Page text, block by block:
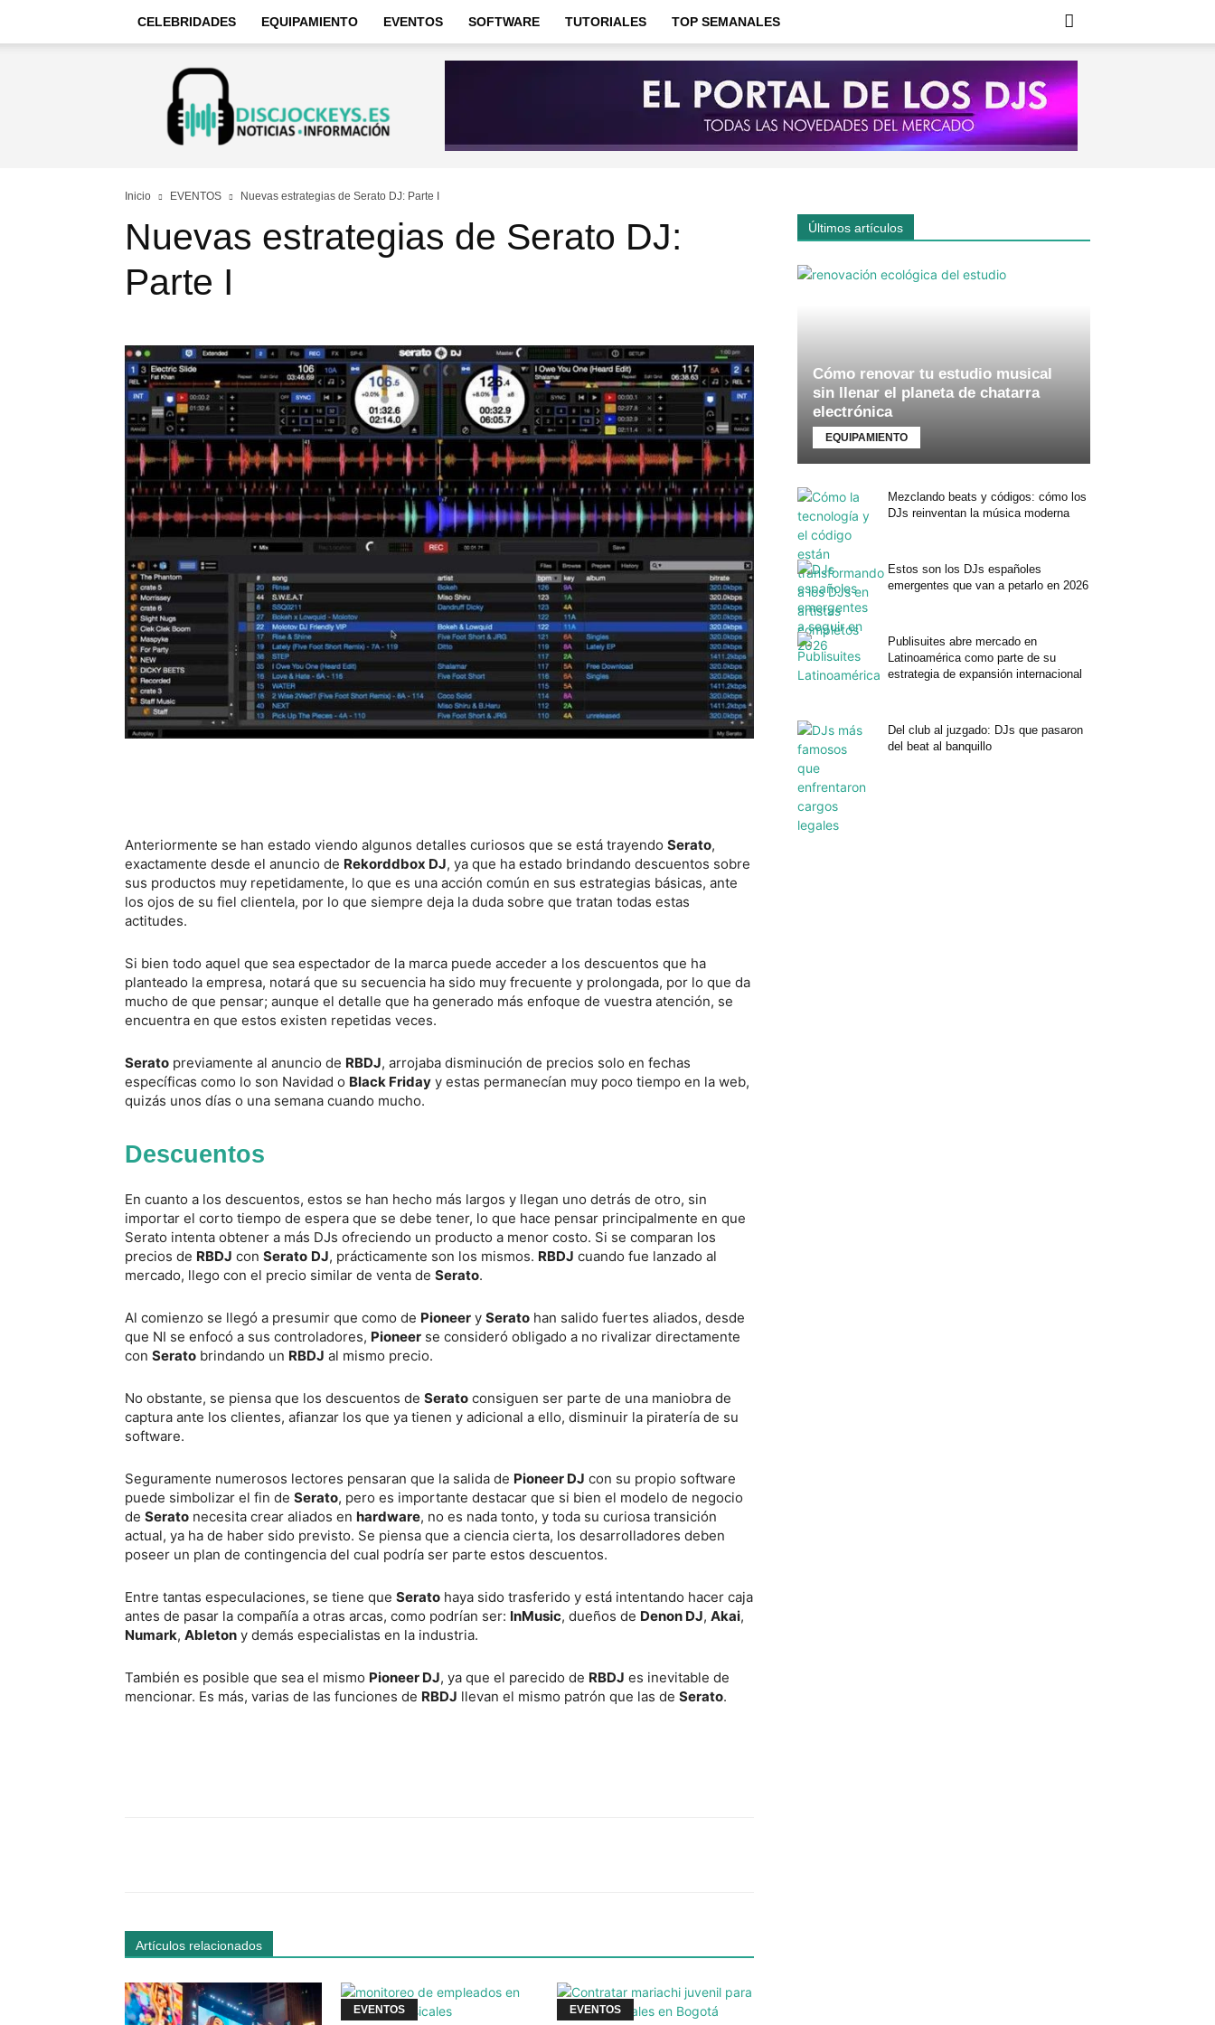
CELEBRIDADES EQUIPAMIENTO EVENTOS SOFTWARE TUTORIALES TOP SEMANALES
Discjockeys
Noticias
e
información
Inicio EVENTOS Nuevas estrategias de Serato DJ: Parte I
Nuevas estrategias de Serato DJ:
Parte I
Anteriormente se han estado viendo algunos detalles curiosos que se está trayendo Serato,
exactamente desde el anuncio de Rekorddbox DJ, ya que ha estado brindando descuentos sobre
sus productos muy repetidamente, lo que es una acción común en sus estrategias básicas, ante
los ojos de su fiel clientela, por lo que siempre deja la duda sobre que tratan todas estas
actitudes.
Si bien todo aquel que sea espectador de la marca puede acceder a los descuentos que ha
planteado la empresa, notará que su secuencia ha sido muy frecuente y prolongada, por lo que da
mucho de que pensar; aunque el detalle que ha generado más enfoque de vuestra atención, se
encuentra en que estos existen repetidas veces.
Serato previamente al anuncio de RBDJ, arrojaba disminución de precios solo en fechas
específicas como lo son Navidad o Black Friday y estas permanecían muy poco tiempo en la web,
quizás unos días o una semana cuando mucho.
Descuentos
En cuanto a los descuentos, estos se han hecho más largos y llegan uno detrás de otro, sin
importar el corto tiempo de espera que se debe tener, lo que hace pensar principalmente en que
Serato intenta obtener a más DJs ofreciendo un producto a menor costo. Si se comparan los
precios de RBDJ con Serato DJ, prácticamente son los mismos. RBDJ cuando fue lanzado al
mercado, llego con el precio similar de venta de Serato.
Al comienzo se llegó a presumir que como de Pioneer y Serato han salido fuertes aliados, desde
que NI se enfocó a sus controladores, Pioneer se consideró obligado a no rivalizar directamente
con Serato brindando un RBDJ al mismo precio.
No obstante, se piensa que los descuentos de Serato consiguen ser parte de una maniobra de
captura ante los clientes, afianzar los que ya tienen y adicional a ello, disminuir la piratería de su
software.
Seguramente numerosos lectores pensaran que la salida de Pioneer DJ con su propio software
puede simbolizar el fin de Serato, pero es importante destacar que si bien el modelo de negocio
de Serato necesita crear aliados en hardware, no es nada tonto, y toda su curiosa transición
actual, ya ha de haber sido previsto. Se piensa que a ciencia cierta, los desarrolladores deben
poseer un plan de contingencia del cual podría ser parte estos descuentos.
Entre tantas especulaciones, se tiene que Serato haya sido trasferido y está intentando hacer caja
antes de pasar la compañía a otras arcas, como podrían ser: InMusic, dueños de Denon DJ, Akai,
Numark, Ableton y demás especialistas en la industria.
También es posible que sea el mismo Pioneer DJ, ya que el parecido de RBDJ es inevitable de
mencionar. Es más, varias de las funciones de RBDJ llevan el mismo patrón que las de Serato.
Artículos relacionados
EVENTOS EVENTOS
Últimos artículos
Cómo renovar tu estudio musical
sin llenar el planeta de chatarra
electrónica
EQUIPAMIENTO
Mezclando beats y códigos: cómo los
DJs reinventan la música moderna
Estos son los DJs españoles
emergentes que van a petarlo en 2026
Publisuites abre mercado en
Latinoamérica como parte de su
estrategia de expansión internacional
Del club al juzgado: DJs que pasaron
del beat al banquillo